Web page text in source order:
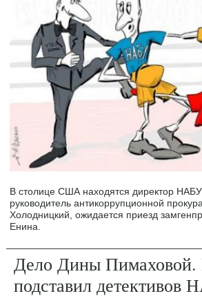
В столице США находятся директор
руководитель антикоррупционной
Холодницкий, ожидается приезд
Енина.
Дело Дины Пимаховой.
подставил детективов